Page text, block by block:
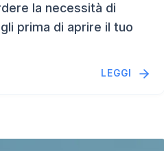
la necessità di
prima di aprire il tuo
LEGGI